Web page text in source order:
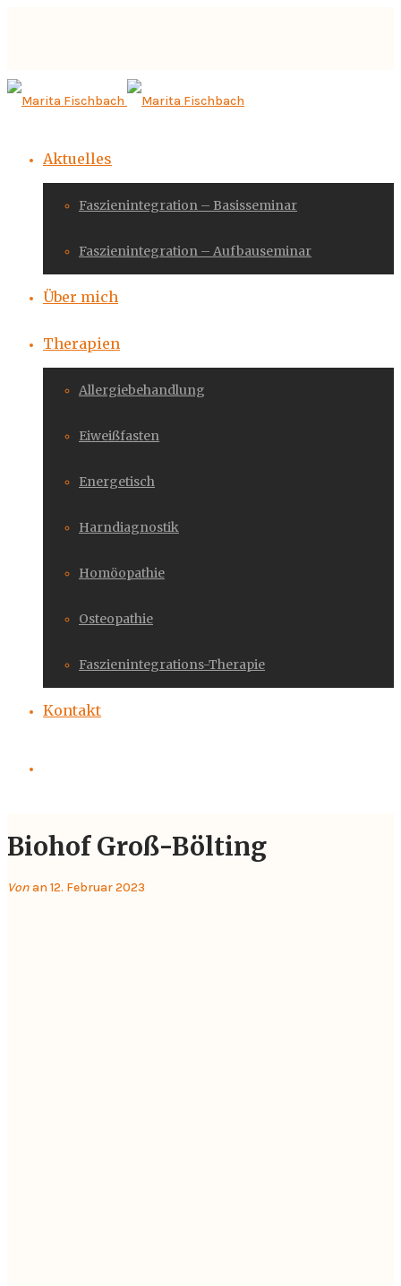
Aktuelles
Faszienintegration – Basisseminar
Faszienintegration – Aufbauseminar
Über mich
Therapien
Allergiebehandlung
Eiweißfasten
Energetisch
Harndiagnostik
Homöopathie
Osteopathie
Faszienintegrations-Therapie
Kontakt
Biohof Groß-Bölting
Vonan 12. Februar 2023